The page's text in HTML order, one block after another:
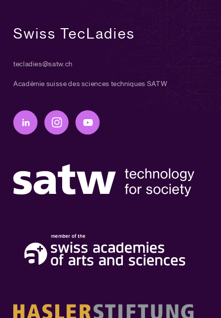
Swiss TecLadies
tecladies@satw.ch
Académie suisse des sciences techniques SATW